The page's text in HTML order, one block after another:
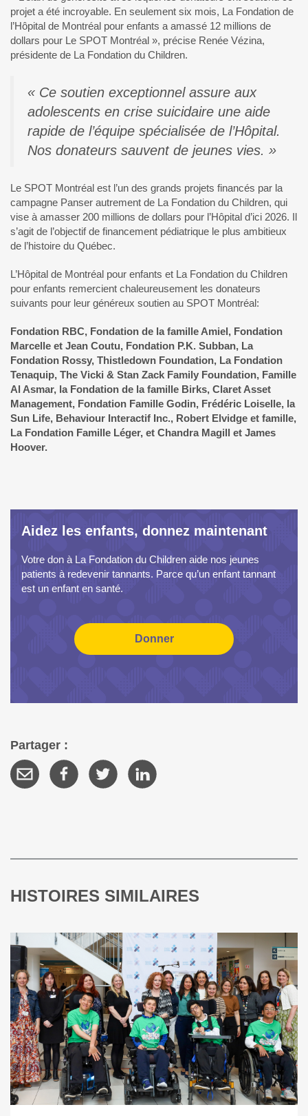
projet a été incroyable. En seulement six mois, La Fondation de
l’Hôpital de Montréal pour enfants a amassé 12 millions de
dollars pour Le SPOT Montréal », précise Renée Vézina,
présidente de La Fondation du Children.
« Ce soutien exceptionnel assure aux
adolescents en crise suicidaire une aide
rapide de l’équipe spécialisée de l’Hôpital.
Nos donateurs sauvent de jeunes vies. »
Le SPOT Montréal est l’un des grands projets financés par la
campagne Panser autrement de La Fondation du Children, qui
vise à amasser 200 millions de dollars pour l’Hôpital d’ici 2026. Il
s’agit de l’objectif de financement pédiatrique le plus ambitieux
de l’histoire du Québec.
L’Hôpital de Montréal pour enfants et La Fondation du Children
pour enfants remercient chaleureusement les donateurs
suivants pour leur généreux soutien au SPOT Montréal:
Fondation RBC, Fondation de la famille Amiel, Fondation
Marcelle et Jean Coutu, Fondation P.K. Subban, La
Fondation Rossy, Thistledown Foundation, La Fondation
Tenaquip, The Vicki & Stan Zack Family Foundation, Famille
Al Asmar, la Fondation de la famille Birks, Claret Asset
Management, Fondation Famille Godin, Frédéric Loiselle, la
Sun Life, Behaviour Interactif Inc., Robert Elvidge et famille,
La Fondation Famille Léger, et Chandra Magill et James
Hoover.
Aidez les enfants, donnez maintenant
Votre don à La Fondation du Children aide nos jeunes
patients à redevenir tannants. Parce qu’un enfant tannant
est un enfant en santé.
Partager :
HISTOIRES SIMILAIRES